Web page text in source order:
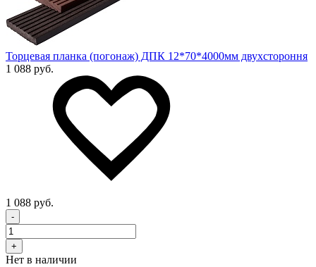
Торцевая планка (погонаж) ДПК 12*70*4000мм двухстороння
1 088 руб.
1 088 руб.
-
+
Нет в наличии